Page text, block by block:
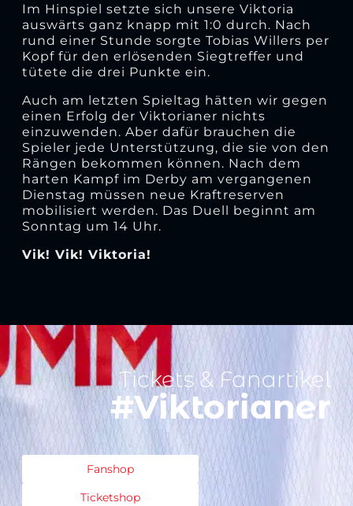
Im Hinspiel setzte sich unsere Viktoria
auswärts ganz knapp mit 1:0 durch. Nach
rund einer Stunde sorgte Tobias Willers per
Kopf für den erlösenden Siegtreffer und
tütete die drei Punkte ein.
Auch am letzten Spieltag hätten wir gegen
einen Erfolg der Viktorianer nichts
einzuwenden. Aber dafür brauchen die
Spieler jede Unterstützung, die sie von den
Rängen bekommen können. Nach dem
harten Kampf im Derby am vergangenen
Dienstag müssen neue Kraftreserven
mobilisiert werden. Das Duell beginnt am
Sonntag um 14 Uhr.
Vik! Vik! Viktoria!
Tickets & Fanartikel
#Viktorianer
Fanshop
Ticketshop